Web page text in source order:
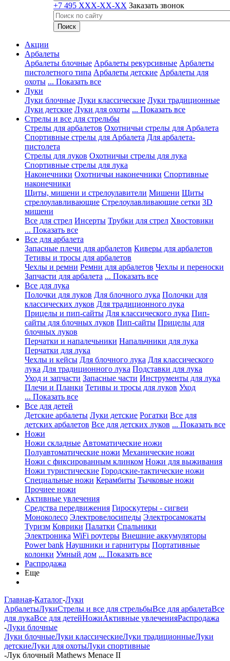
+7 495 XXX-XX-XX Заказать звонок
Акции
Арбалеты
Арбалеты блочные Арбалеты рекурсивные Арбалеты
пистолетного типа Арбалеты детские Арбалеты для
охоты ... Показать все
Луки
Луки блочные Луки классические Луки традиционные
Луки детские Луки для охоты ... Показать все
Стрелы и все для стрельбы
Стрелы для арбалетов Охотничьи стрелы для Арбалета
Спортивные стрелы для Арбалета Для арбалета-
пистолета
Стрелы для луков Охотничьи стрелы для лука
Спортивные стрелы для лука
Наконечники Охотничьи наконечники Спортивные
наконечники
Щиты, мишени и стрелоулавители Мишени Щиты
стрелоулавливающие Стрелоулавливающие сетки 3D
мишени
Все для стрел Инсерты Трубки для стрел Хвостовики
... Показать все
Все для арбалета
Запасные плечи для арбалетов Киверы для арбалетов
Тетивы и тросы для арбалетов
Чехлы и ремни Ремни для арбалетов Чехлы и переноски
Запчасти для арбалета ... Показать все
Все для лука
Полочки для луков Для блочного лука Полочки для
классических луков Для традиционного лука
Прицелы и пип-сайты Для классического лука Пип-
сайты для блочных луков Пип-сайты Прицелы для
блочных луков
Перчатки и напалечьники Напальчники для лука
Перчатки для лука
Чехлы и кейсы Для блочного лука Для классического
лука Для традиционного лука Подставки для лука
Уход и запчасти Запасные части Инструменты для лука
Плечи и Планки Тетивы и тросы для луков Уход
... Показать все
Все для детей
Детские арбалеты Луки детские Рогатки Все для
детских арбалетов Все для детских луков ... Показать все
Ножи
Ножи складные Автоматические ножи
Полуавтоматические ножи Механические ножи
Ножи с фиксированным клинком Ножи для выживания
Ножи туристические Городские-тактические ножи
Специальные ножи Керамбиты Тычковые ножи
Прочиее ножи
Активные увлечения
Средства передвижения Гироскутеры - сигвеи
Моноколесо Электровелосипеды Электросамокаты
Туризм Коврики Палатки Спальники
Электроника WiFi роутеры Внешние аккумуляторы
Power bank Наушники и гарнитуры Портативные
колонки Умный дом ... Показать все
Распродажа
Еще
Главная-Каталог-Луки
АрбалетыЛукиСтрелы и все для стрельбыВсе для арбалетаВсе
для лукаВсе для детейНожиАктивные увлеченияРаспродажа
-Луки блочные
Луки блочныеЛуки классическиеЛуки традиционныеЛуки
детскиеЛуки для охотыЛуки спортивные
-Лук блочный Mathews Menace II